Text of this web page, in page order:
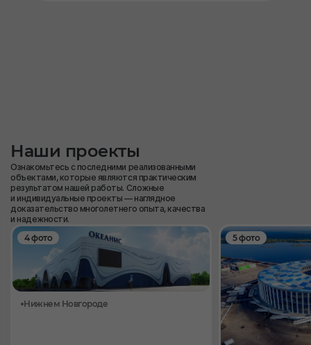
Наши проекты
Ознакомьтесь с последними реализованными
объектами, которые являются практическим
результатом нашей работы. Сложные
и индивидуальные проекты — наглядное
доказательство многолетнего опыта, качества
и надежности.
Нижнем Новгороде
4 фото 5 фото